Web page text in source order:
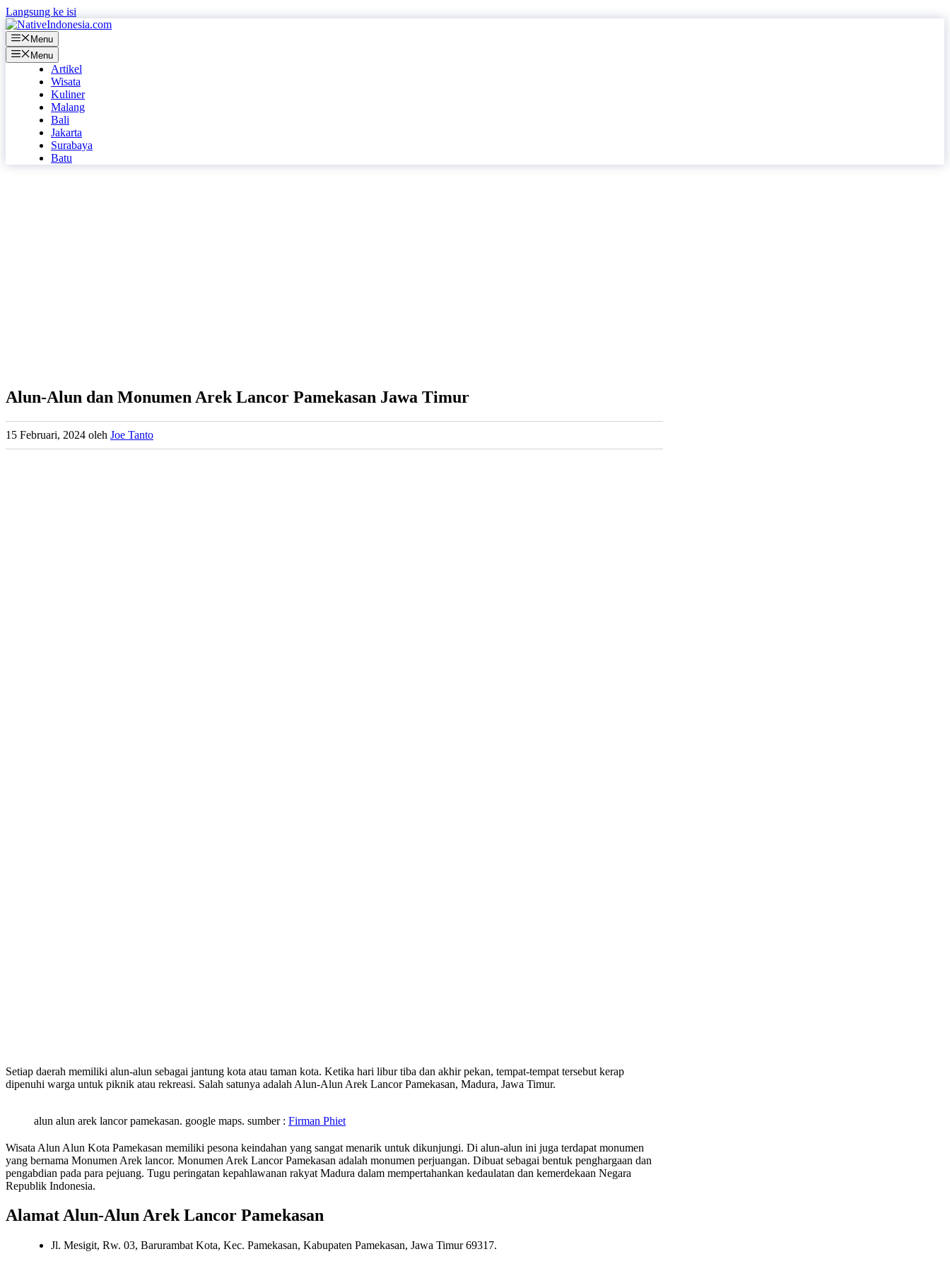
Langsung ke isi
Menu
Menu
Artikel
Wisata
Kuliner
Malang
Bali
Jakarta
Surabaya
Batu
Alun-Alun dan Monumen Arek Lancor Pamekasan Jawa Timur
15 Februari, 2024 oleh Joe Tanto
Setiap daerah memiliki alun-alun sebagai jantung kota atau taman kota. Ketika hari libur tiba dan akhir pekan, tempat-tempat tersebut kerap
dipenuhi warga untuk piknik atau rekreasi. Salah satunya adalah Alun-Alun Arek Lancor Pamekasan, Madura, Jawa Timur.
alun alun arek lancor pamekasan. google maps. sumber : Firman Phiet
Wisata Alun Alun Kota Pamekasan memiliki pesona keindahan yang sangat menarik untuk dikunjungi. Di alun-alun ini juga terdapat monumen
yang bernama Monumen Arek lancor. Monumen Arek Lancor Pamekasan adalah monumen perjuangan. Dibuat sebagai bentuk penghargaan dan
pengabdian pada para pejuang. Tugu peringatan kepahlawanan rakyat Madura dalam mempertahankan kedaulatan dan kemerdekaan Negara
Republik Indonesia.
Alamat Alun-Alun Arek Lancor Pamekasan
Jl. Mesigit, Rw. 03, Barurambat Kota, Kec. Pamekasan, Kabupaten Pamekasan, Jawa Timur 69317.